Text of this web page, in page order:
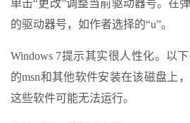
单击“更改”调整当前驱动器号。在
的驱动器号，如作者选择的“u”。
Windows 7提示其实很人性化。以
的msn和其他软件安装在该磁盘上
这些软件可能无法运行。